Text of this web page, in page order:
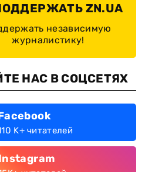
ZN.UA
независимую
журналистику!
НАС В СОЦСЕТЯХ
K+ читателей